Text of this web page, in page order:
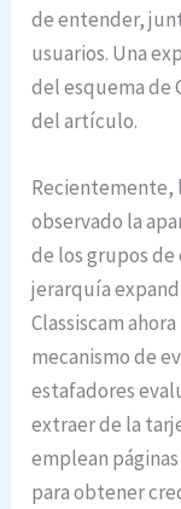
de entender,
usuarios. Una
del esquema de
del artículo.
Recientemente,
observado la
de los grupos
jerarquía
Classiscam
mecanismo de
estafadores
extraer de la
emplean
para obtener